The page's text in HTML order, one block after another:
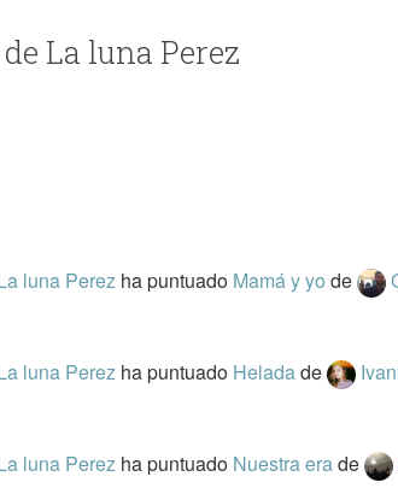
La luna Perez
luna Perez ha puntuado Mamá y yo de
luna Perez ha puntuado Heladade
luna Perez ha puntuado Nuestra erade